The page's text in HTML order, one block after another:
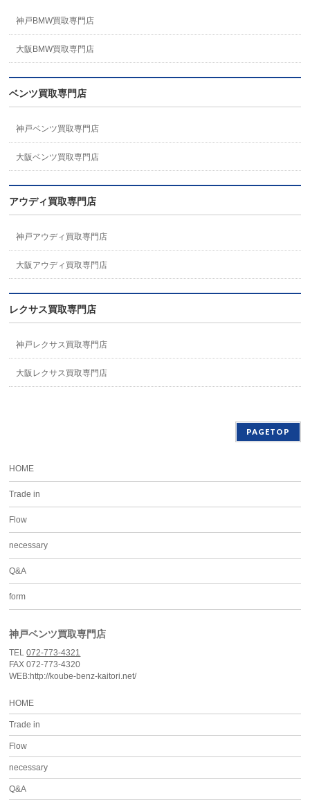
神戸BMW買取専門店
大阪BMW買取専門店
ベンツ買取専門店
神戸ベンツ買取専門店
大阪ベンツ買取専門店
アウディ買取専門店
神戸アウディ買取専門店
大阪アウディ買取専門店
レクサス買取専門店
神戸レクサス買取専門店
大阪レクサス買取専門店
PAGETOP
HOME
Trade in
Flow
necessary
Q&A
form
神戸ベンツ買取専門店
TEL072-773-4321
FAX 072-773-4320
WEB:http://koube-benz-kaitori.net/
HOME
Trade in
Flow
necessary
Q&A